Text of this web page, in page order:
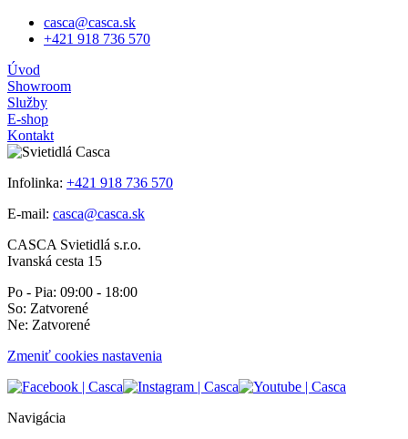
casca@casca.sk
+421 918 736 570
Úvod
Showroom
Služby
E-shop
Kontakt
Infolinka: +421 918 736 570
E-mail: casca@casca.sk
CASCA Svietidlá s.r.o.
Ivanská cesta 15
Po - Pia: 09:00 - 18:00
So: Zatvorené
Ne: Zatvorené
Zmeniť cookies nastavenia
Navigácia